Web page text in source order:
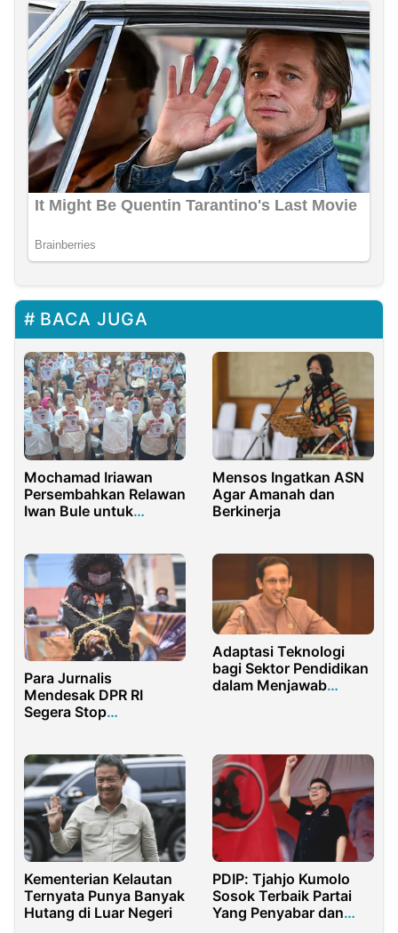
BACA JUGA
Mochamad Iriawan
Persembahkan Relawan
Iwan Bule untuk
Mensos Ingatkan ASN
Agar Amanah dan
Berkinerja
Para Jurnalis
Mendesak DPR RI
Segera Stop
Adaptasi Teknologi
bagi Sektor Pendidikan
dalam Menjawab
Kementerian Kelautan
Ternyata Punya Banyak
Hutang di Luar Negeri
PDIP: Tjahjo Kumolo
Sosok Terbaik Partai
Yang Penyabar dan